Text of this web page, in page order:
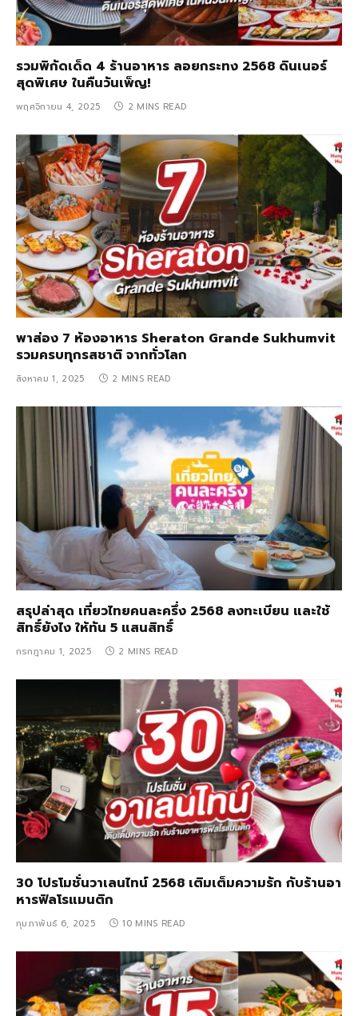
รวมพิกัดเด็ด 4 ร้านอาหาร ลอยกระทง 2568 ดินเนอร์
สุดพิเศษ ในคืนวันเพ็ญ!
พฤศจิกายน 4, 2025 2 MINS READ
พาส่อง 7 ห้องอาหาร Sheraton Grande Sukhumvit
รวมครบทุกรสชาติ จากทั่วโลก
สิงหาคม 1, 2025 2 MINS READ
สรุปล่าสุด เที่ยวไทยคนละครึ่ง 2568 ลงทะเบียน และใช้
สิทธิ์ยังไง ให้ทัน 5 แสนสิทธิ์
กรกฎาคม 1, 2025 2 MINS READ
30 โปรโมชั่นวาเลนไทน์ 2568 เติมเต็มความรัก กับร้านอา
หารฟิลโรแมนติก
กุมภาพันธ์ 6, 2025 10 MINS READ